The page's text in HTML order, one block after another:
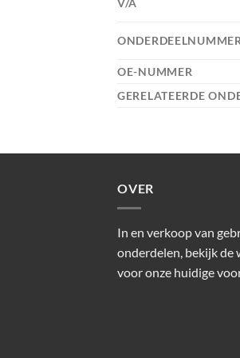
V/A
OE-NUMMER
GERELATEERDE
OVER
In en verkoop van
onderdelen, bekijk de
voor onze huidige